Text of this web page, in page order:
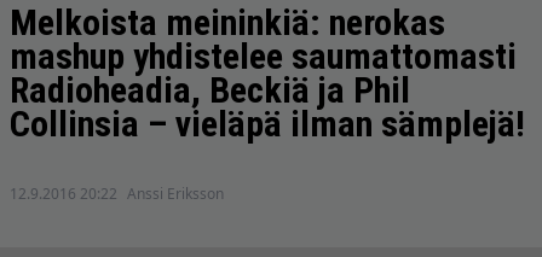
Melkoista meininkiä: nerokas
mashup yhdistelee saumattomasti
Radioheadia, Beckiä ja Phil
Collinsia – vieläpä ilman sämplejä!
12.9.2016 20:22 Anssi Eriksson